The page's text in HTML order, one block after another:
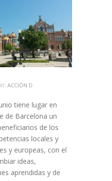
in:ACCIÓN D
tiene lugar en
de Barcelona un
de los
locales y
y europeas, con el
ideas,
aprendidas y de